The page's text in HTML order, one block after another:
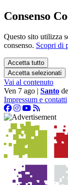
Consenso
Questo sito utilizza
consenso. Scopri di
Accetta tutto
Accetta selezionati
Vai al contenuto
Ven 7 ago | Santo
Impressum e contatti